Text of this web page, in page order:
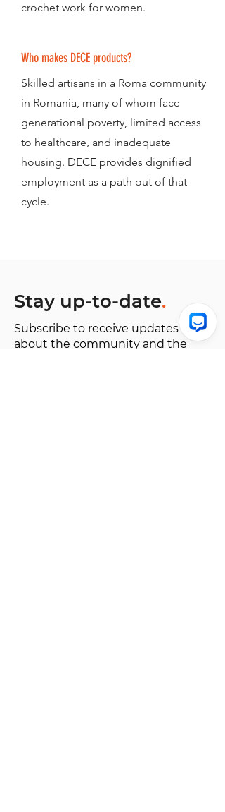
crochet work for women.
Who makes DECE products?
Skilled artisans in a Roma community
in Romania, many of whom face
generational poverty, limited access
to healthcare, and inadequate
housing. DECE provides dignified
employment as a path out of that
cycle.
Stay up-to-date.
Subscribe to receive updates
about the community and the